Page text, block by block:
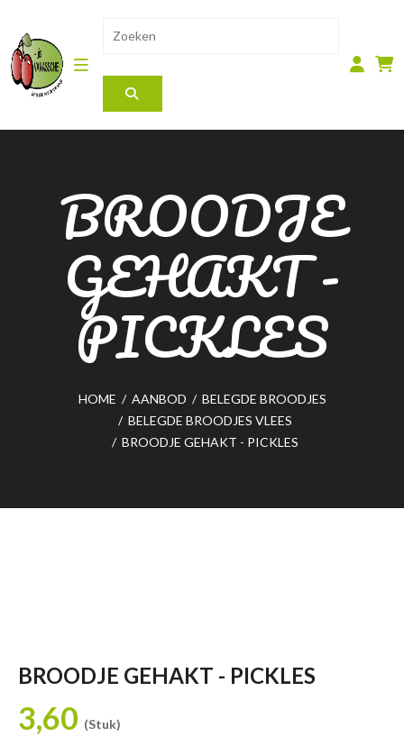
BROODJE
GEHAKT -
PICKLES
HOME / AANBOD / BELEGDE BROODJES
/ BELEGDE BROODJES VLEES
/ BROODJE GEHAKT - PICKLES
BROODJE GEHAKT - PICKLES
3,60 (Stuk)